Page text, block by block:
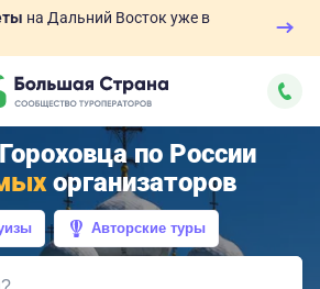
на Дальний Восток уже в
по России
организаторов
Авторские туры